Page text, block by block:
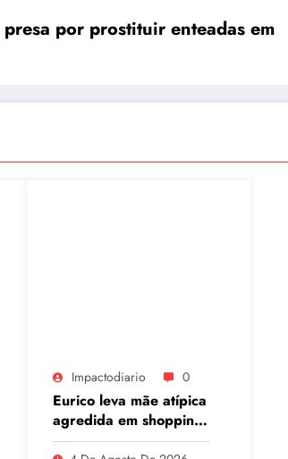
por prostituir enteadas em
Impactodiario 0
Eurico leva mãe atípica
agredida em shopping
à Câmara e pede mais